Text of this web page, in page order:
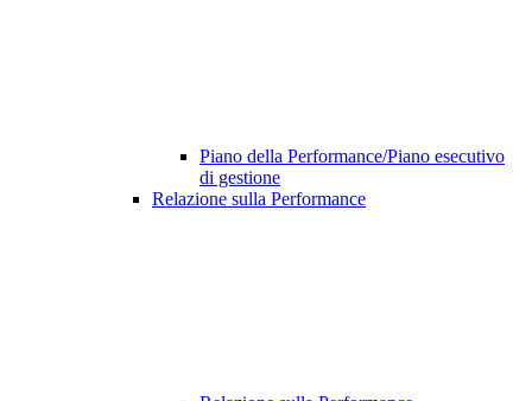
Piano della Performance/Piano esecutivo
di gestione
Relazione sulla Performance